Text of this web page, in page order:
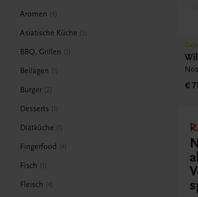
Aromen 4
Asiatische Küche 5
BBQ, Grillen 1
Beilagen 1
Burger 2
Desserts 1
Diätküche 1
Fingerfood 4
Fisch 1
Fleisch 4
€